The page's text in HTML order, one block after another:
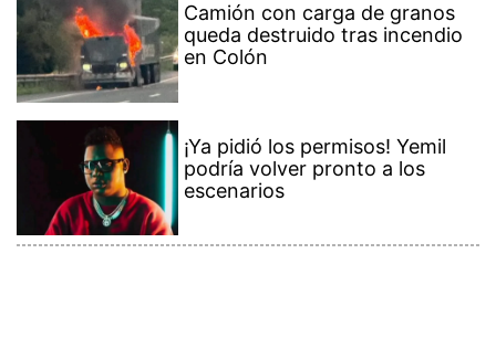
Camión con carga de granos
queda destruido tras incendio
en Colón
¡Ya pidió los permisos! Yemil
podría volver pronto a los
escenarios